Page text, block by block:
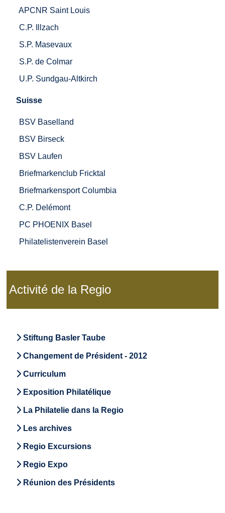
APCNR Saint Louis
C.P. Illzach
S.P. Masevaux
S.P. de Colmar
U.P. Sundgau-Altkirch
Suisse
BSV Baselland
BSV Birseck
BSV Laufen
Briefmarkenclub Fricktal
Briefmarkensport Columbia
C.P. Delémont
PC PHOENIX Basel
Philatelistenverein Basel
Activité de la Regio
Stiftung Basler Taube
Changement de Président - 2012
Curriculum
Exposition Philatélique
La Philatelie dans la Regio
Les archives
Regio Excursions
Regio Expo
Réunion des Présidents